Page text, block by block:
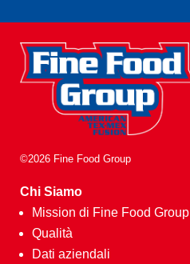
©2026 Fine Food Group
Chi Siamo
Mission di Fine Food Group
Qualità
Dati aziendali